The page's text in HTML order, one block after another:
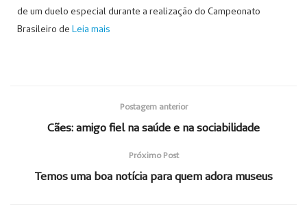
de um duelo especial durante a realização do Campeonato
Brasileiro de Leia mais
Postagem anterior
Cães: amigo fiel na saúde e na sociabilidade
Próximo Post
Temos uma boa notícia para quem adora museus